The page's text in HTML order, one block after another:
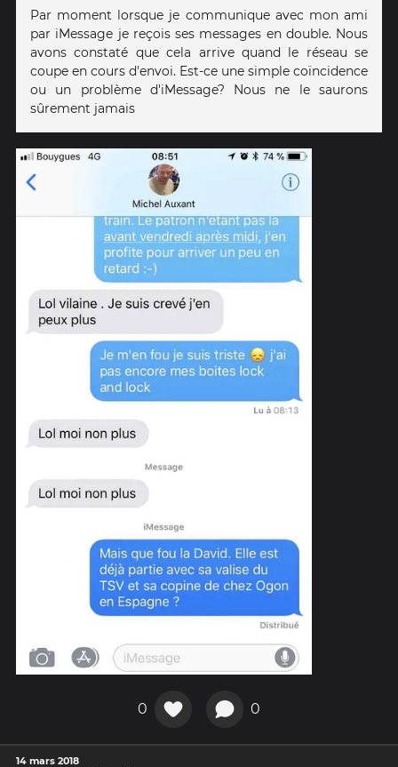
Par moment lorsque je communique avec mon ami
par iMessage je reçois ses messages en double. Nous
avons constaté que cela arrive quand le réseau se
coupe en cours d'envoi. Est-ce une simple coïncidence
ou un problème d'iMessage? Nous ne le saurons
sûrement jamais
0 0
14 mars 2018